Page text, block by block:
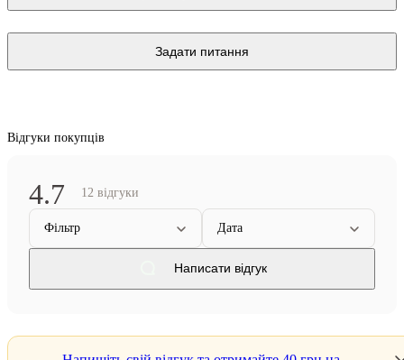
Задати питання
Відгуки покупців
4.7 12 відгуки
Фільтр Дата
Написати відгук